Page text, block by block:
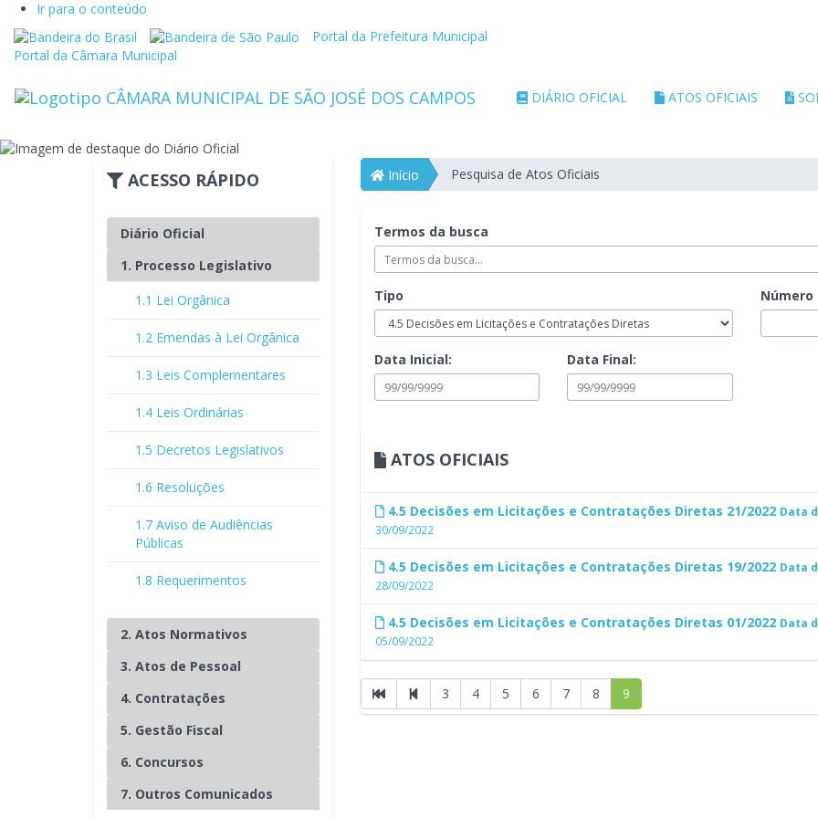
Ir para o conteúdo
Link
externo
Portal
Brasil
Link
Portal
do
Paulo
Portal da Prefeitura Municipal
Portal da Câmara Municipal
DIÁRIO OFICIAL ATOS OFICIAIS
ACESSO RÁPIDO
Diário Oficial
1. Processo Legislativo
1.1 Lei Orgânica
1.2 Emendas à Lei Orgânica
1.3 Leis Complementares
1.4 Leis Ordinárias
1.5 Decretos Legislativos
1.6 Resoluções
1.7 Aviso de Audiências
Públicas
1.8 Requerimentos
2. Atos Normativos
3. Atos de Pessoal
4. Contratações
5. Gestão Fiscal
6. Concursos
7. Outros Comunicados
Início Pesquisa de Atos Oficiais
Termos da busca
Tipo Número
Data Inicial: Data Final:
ATOS OFICIAIS
4.5 Decisões em Licitações e Contratações Diretas 21/2022 Data
30/09/2022
4.5 Decisões em Licitações e Contratações Diretas 19/2022 Data
28/09/2022
4.5 Decisões em Licitações e Contratações Diretas 01/2022 Data
05/09/2022
3 4 5 6 7 8 9